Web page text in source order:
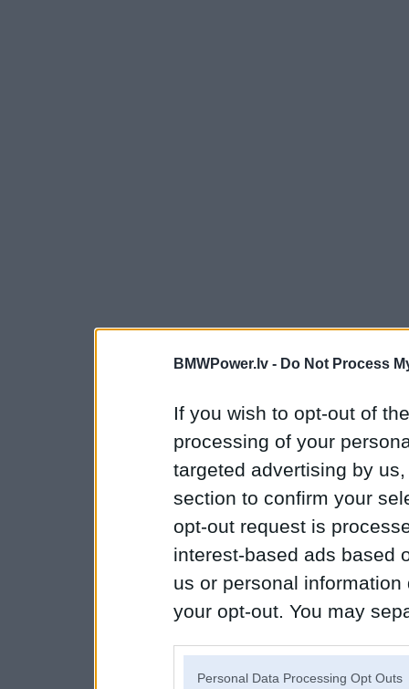
BMWPower.lv - Do Not Process
If you wish to opt-out of
processing of your
targeted advertising by
section to confirm your
opt-out request is
interest-based ads based
us or personal
your opt-out. You may
Personal Data Processing Opt Outs